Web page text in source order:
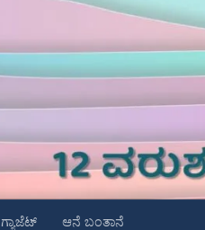
ಗ್ಯಾಜೆಟ್ ಆನೆ ಬಂತಾನೆ